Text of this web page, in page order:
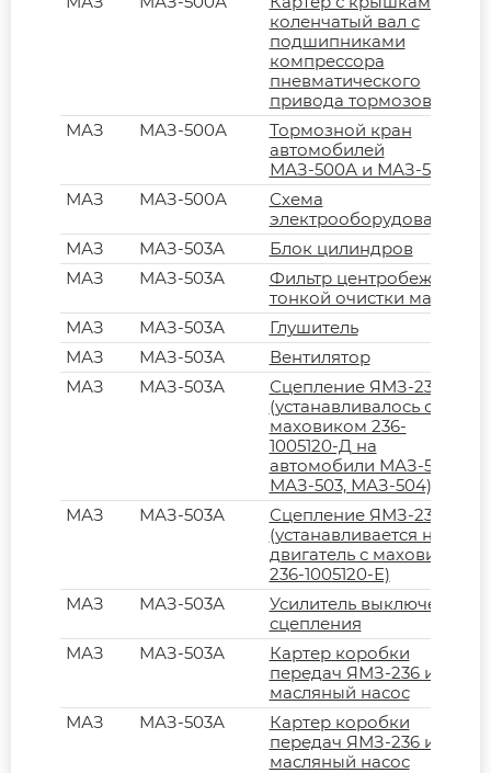
коленчатый вал с
подшипниками
компрессора
пневматического
привода тормозов
МАЗ
МАЗ-500А
Тормозной кран
автомобилей
МАЗ-500А и МАЗ-504А
МАЗ
МАЗ-500А
Схема
электрооборудования
МАЗ
МАЗ-503А
Блок цилиндров
МАЗ
МАЗ-503А
Фильтр центробежный
тонкой очистки масла
МАЗ
МАЗ-503А
Глушитель
МАЗ
МАЗ-503А
Вентилятор
МАЗ
МАЗ-503А
Сцепление ЯМЗ-236
(устанавливалось с
маховиком 236-
1005120-Д на
автомобили МАЗ-500,
МАЗ-503, МАЗ-504)
МАЗ
МАЗ-503А
Сцепление ЯМЗ-236К
(устанавливается на
двигатель с маховиком
236-1005120-Е)
МАЗ
МАЗ-503А
Усилитель выключения
сцепления
МАЗ
МАЗ-503А
Картер коробки
передач ЯМЗ-236 и
масляный насос
МАЗ
МАЗ-503А
Картер коробки
передач ЯМЗ-236 и
масляный насос